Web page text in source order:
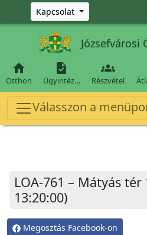
Ugrás a fő tartalomra
Kapcsolat
Józsefvárosi

Otthon

Ügyintéz…

Részvétel
Válasszon a
LOA-761 – Mátyás tér
13:20:00)
Megosztás Facebook-on